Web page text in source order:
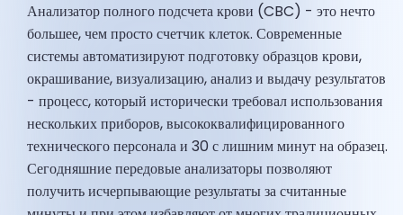
Анализатор полного подсчета крови (CBC) - это нечто
большее, чем просто счетчик клеток. Современные
системы автоматизируют подготовку образцов крови,
окрашивание, визуализацию, анализ и выдачу результатов
- процесс, который исторически требовал использования
нескольких приборов, высококвалифицированного
технического персонала и 30 с лишним минут на образец.
Сегодняшние передовые анализаторы позволяют
получить исчерпывающие результаты за считанные